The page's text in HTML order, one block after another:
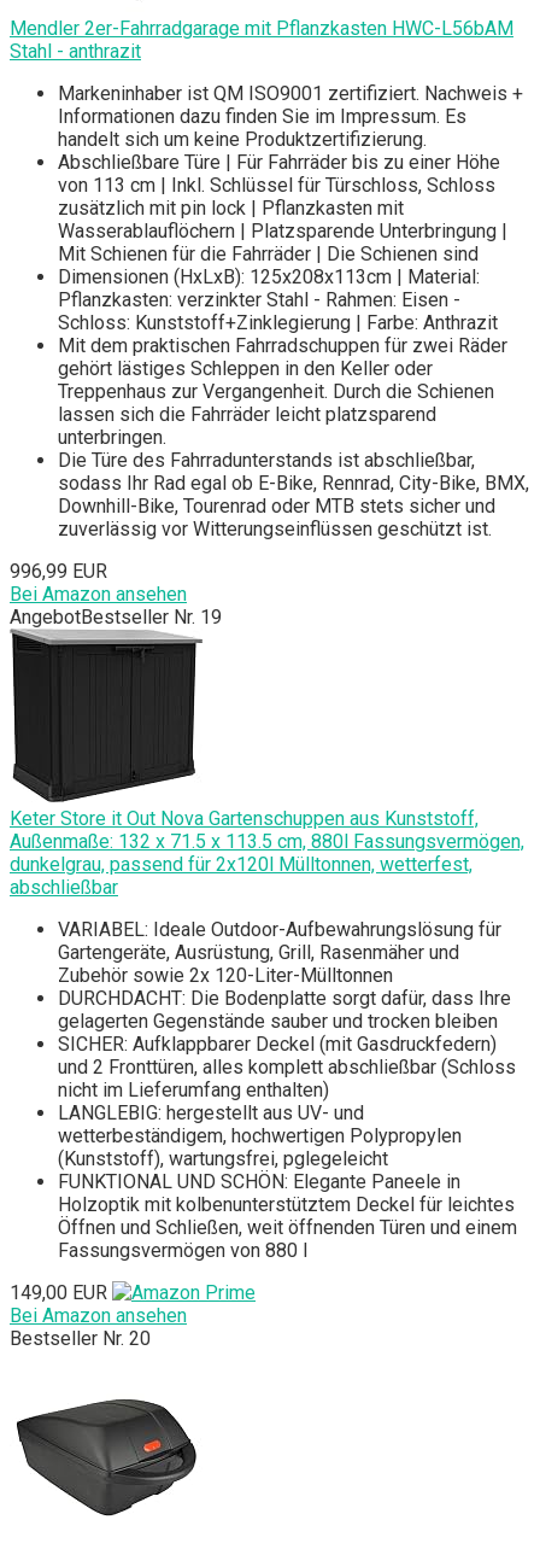
Mendler 2er-Fahrradgarage mit Pflanzkasten HWC-L56bAM
Stahl - anthrazit
Markeninhaber ist QM ISO9001 zertifiziert. Nachweis +
Informationen dazu finden Sie im Impressum. Es
handelt sich um keine Produktzertifizierung.
Abschließbare Türe | Für Fahrräder bis zu einer Höhe
von 113 cm | Inkl. Schlüssel für Türschloss, Schloss
zusätzlich mit pin lock | Pflanzkasten mit
Wasserablauflöchern | Platzsparende Unterbringung |
Mit Schienen für die Fahrräder | Die Schienen sind
Dimensionen (HxLxB): 125x208x113cm | Material:
Pflanzkasten: verzinkter Stahl - Rahmen: Eisen -
Schloss: Kunststoff+Zinklegierung | Farbe: Anthrazit
Mit dem praktischen Fahrradschuppen für zwei Räder
gehört lästiges Schleppen in den Keller oder
Treppenhaus zur Vergangenheit. Durch die Schienen
lassen sich die Fahrräder leicht platzsparend
unterbringen.
Die Türe des Fahrradunterstands ist abschließbar,
sodass Ihr Rad egal ob E-Bike, Rennrad, City-Bike, BMX,
Downhill-Bike, Tourenrad oder MTB stets sicher und
zuverlässig vor Witterungseinflüssen geschützt ist.
996,99 EUR
Bei Amazon ansehen
AngebotBestseller Nr. 19
Keter Store it Out Nova Gartenschuppen aus Kunststoff,
Außenmaße: 132 x 71.5 x 113.5 cm, 880l Fassungsvermögen,
dunkelgrau, passend für 2x120l Mülltonnen, wetterfest,
abschließbar
VARIABEL: Ideale Outdoor-Aufbewahrungslösung für
Gartengeräte, Ausrüstung, Grill, Rasenmäher und
Zubehör sowie 2x 120-Liter-Mülltonnen
DURCHDACHT: Die Bodenplatte sorgt dafür, dass Ihre
gelagerten Gegenstände sauber und trocken bleiben
SICHER: Aufklappbarer Deckel (mit Gasdruckfedern)
und 2 Fronttüren, alles komplett abschließbar (Schloss
nicht im Lieferumfang enthalten)
LANGLEBIG: hergestellt aus UV- und
wetterbeständigem, hochwertigen Polypropylen
(Kunststoff), wartungsfrei, pglegeleicht
FUNKTIONAL UND SCHÖN: Elegante Paneele in
Holzoptik mit kolbenunterstütztem Deckel für leichtes
Öffnen und Schließen, weit öffnenden Türen und einem
Fassungsvermögen von 880 l
149,00 EUR
Bei Amazon ansehen
Bestseller Nr. 20